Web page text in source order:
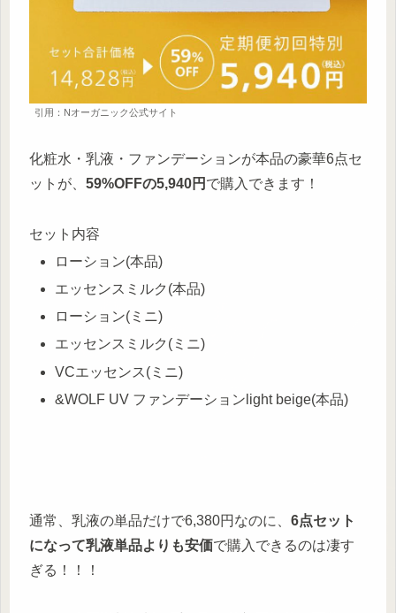
引用：Nオーガニック公式サイト
化粧水・乳液・ファンデーションが本品の豪華6点セ
ットが、 59%OFFの5,940円 で購入できます！
セット内容
ローション(本品)
エッセンスミルク(本品)
ローション(ミニ)
エッセンスミルク(ミニ)
VCエッセンス(ミニ)
&WOLF UV ファンデーションlight beige(本品)
通常、乳液の単品だけで6,380円なのに、 6点セット
になって乳液単品よりも安価で購入できるのは凄す
ぎる！！！